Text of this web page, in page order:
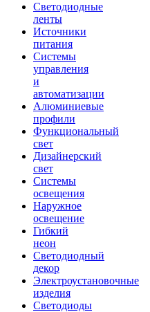
Светодиодные
ленты
Источники
питания
Системы
управления
и
автоматизации
Алюминиевые
профили
Функциональный
свет
Дизайнерский
свет
Системы
освещения
Наружное
освещение
Гибкий
неон
Светодиодный
декор
Электроустановочные
изделия
Светодиоды